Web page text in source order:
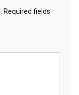
Required fields